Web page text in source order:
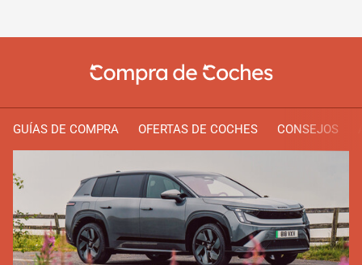
GUÍAS DE COMPRA OFERTAS DE COCHES CONSEJOS